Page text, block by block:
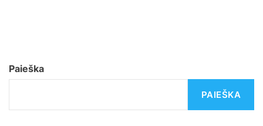
a
i
Paieška
PAIEŠKA